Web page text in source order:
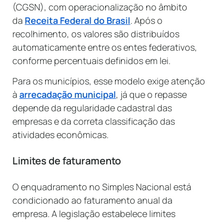
(CGSN), com operacionalização no âmbito
da Receita Federal do Brasil. Após o
recolhimento, os valores são distribuídos
automaticamente entre os entes federativos,
conforme percentuais definidos em lei.
Para os municípios, esse modelo exige atenção
à arrecadação municipal, já que o repasse
depende da regularidade cadastral das
empresas e da correta classificação das
atividades econômicas.
Limites de faturamento
O enquadramento no Simples Nacional está
condicionado ao faturamento anual da
empresa. A legislação estabelece limites